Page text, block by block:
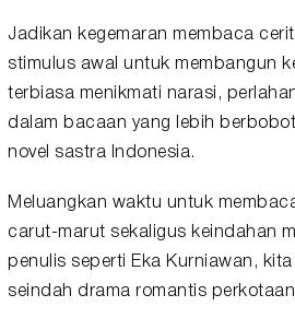
Jadikan kegemaran membaca
stimulus awal untuk membangun
terbiasa menikmati narasi,
dalam bacaan yang lebih
novel sastra Indonesia.
Meluangkan waktu untuk
carut-marut sekaligus keindahan
penulis seperti Eka Kurniawan,
seindah drama romantis